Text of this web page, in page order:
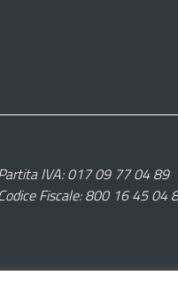
IVA: 017 09 77 04 89
Codice Fiscale: 800 16 45 04